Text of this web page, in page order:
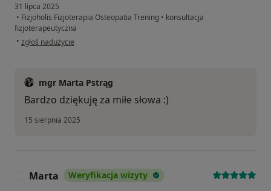
31 lipca 2025
• Fizjoholis Fizjoterapia Osteopatia Trening • konsultacja
fizjoterapeutyczna
• w opinii użytkownika Pacjent
zgłoś nadużycie
mgr Marta Pstrąg
Bardzo dziękuję za miłe słowa :)
15 sierpnia 2025
Marta Weryfikacja wizyty